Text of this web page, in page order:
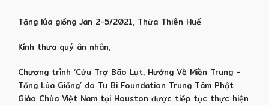
Tặng lúa giống Jan 2-5/2021, Thừa Thiên Huế
Kính thưa quý ân nhân,
Chương trình ‘Cứu Trợ Bão Lụt, Hướng Về Miền Trung –
Tặng Lúa Giống’ do Tu Bi Foundation Trung Tâm Phật
Giáo Chùa Việt Nam tại Houston được tiếp tục thực hiện